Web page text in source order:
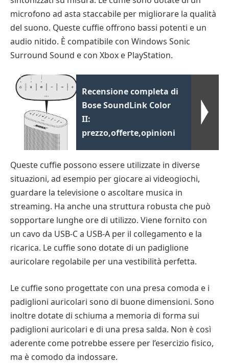
microfono ad asta staccabile per migliorare la qualità
del suono. Queste cuffie offrono bassi potenti e un
audio nitido. È compatibile con Windows Sonic
Surround Sound e con Xbox e PlayStation.
Recensione completa di
Bose SoundLink Color
II:
prezzo,offerte,opinioni
Queste cuffie possono essere utilizzate in diverse
situazioni, ad esempio per giocare ai videogiochi,
guardare la televisione o ascoltare musica in
streaming. Ha anche una struttura robusta che può
sopportare lunghe ore di utilizzo. Viene fornito con
un cavo da USB-C a USB-A per il collegamento e la
ricarica. Le cuffie sono dotate di un padiglione
auricolare regolabile per una vestibilità perfetta.
Le cuffie sono progettate con una presa comoda e i
padiglioni auricolari sono di buone dimensioni. Sono
inoltre dotate di schiuma a memoria di forma sui
padiglioni auricolari e di una presa salda. Non è così
aderente come potrebbe essere per l’esercizio fisico,
ma è comodo da indossare.